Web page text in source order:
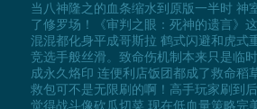
当八神隆之的血条缩水到原版一半时 神
了修罗场！《审判之眼：死神的遗言》
混混都化身平成哥斯拉 鹤式闪避和虎式
竞选手般丝滑。致命伤机制本来只是临
成永久烙印 连便利店饭团都成了救命稻
救包可不是无限刷的啊！高手玩家刷到
觉得战斗像砍瓜切菜 现在低血量策略完